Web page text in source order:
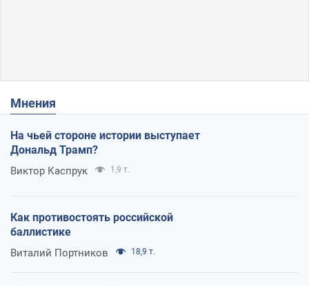
Мнения
На чьей стороне истории выступает
Дональд Трамп?
Виктор Каспрук 1,9 т.
Как противостоять российской
баллистике
Виталий Портников 18,9 т.